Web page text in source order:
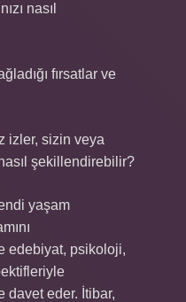
nasıl
fırsatlar ve
izler, sizin veya
şekillendirebilir?
yaşam
edebiyat, psikoloji,
davet eder. İtibar,